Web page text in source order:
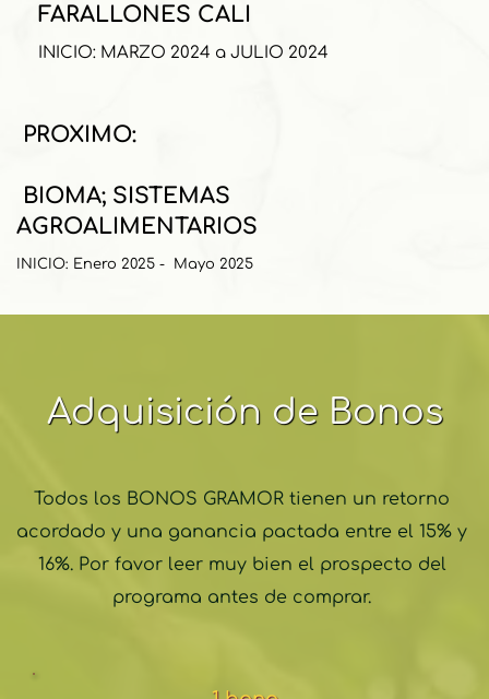
FARALLONES CALI
INICIO: MARZO 2024 a JULIO 2024
PROXIMO:
AGROALIMENTARIOS
INICIO: Enero 2025 -  Mayo 2025
Adquisición de Bonos
Todos los BONOS GRAMOR tienen un retorno
acordado y una ganancia pactada entre el 15% y
16%. Por favor leer muy bien el prospecto del
programa antes de comprar.